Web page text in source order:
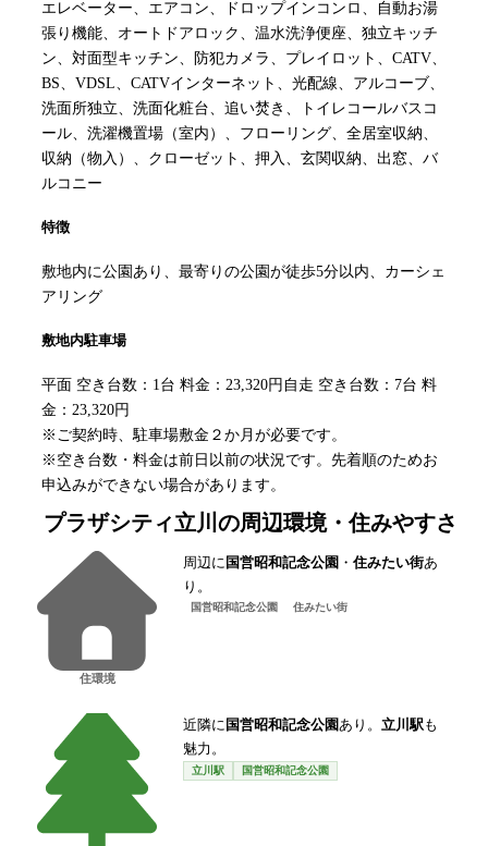
エレベーター、エアコン、ドロップインコンロ、自動お湯
張り機能、オートドアロック、温水洗浄便座、独立キッチ
ン、対面型キッチン、防犯カメラ、プレイロット、CATV、
BS、VDSL、CATVインターネット、光配線、アルコーブ、
洗面所独立、洗面化粧台、追い焚き、トイレコールバスコ
ール、洗濯機置場（室内）、フローリング、全居室収納、
収納（物入）、クローゼット、押入、玄関収納、出窓、バ
ルコニー
特徴
敷地内に公園あり、最寄りの公園が徒歩5分以内、カーシェ
アリング
敷地内駐車場
平面 空き台数：1台 料金：23,320円自走 空き台数：7台 料
金：23,320円
※ご契約時、駐車場敷金２か月が必要です。
※空き台数・料金は前日以前の状況です。先着順のためお
申込みができない場合があります。
プラザシティ立川 の周辺環境・住みやすさ
住環境
周辺に 国営昭和記念公園 ・ 住みたい街あ
り。
国営昭和記念公園 住みたい街
近隣に 国営昭和記念公園あり。 立川駅も
魅力。
立川駅 国営昭和記念公園